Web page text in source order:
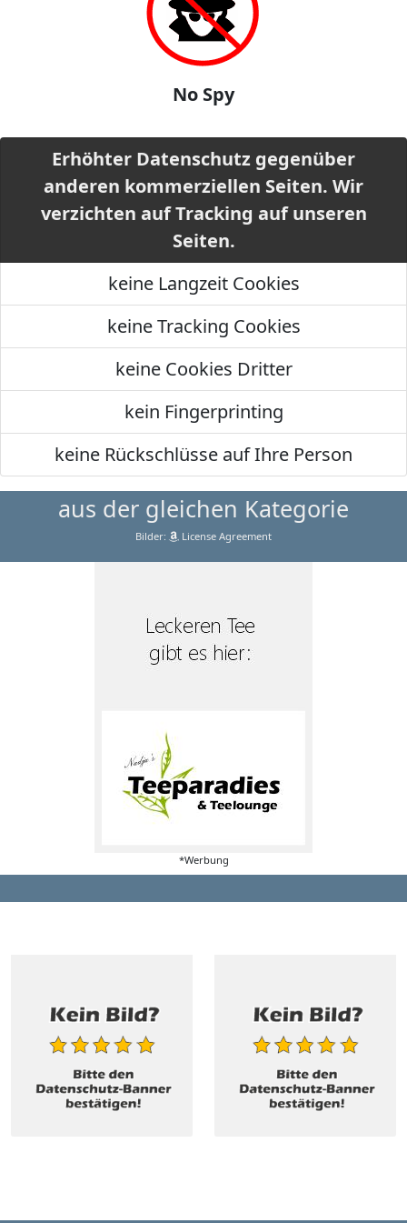
No Spy
Erhöhter Datenschutz gegenüber
anderen kommerziellen Seiten. Wir
verzichten auf Tracking auf unseren
Seiten.
keine Langzeit Cookies
keine Tracking Cookies
keine Cookies Dritter
kein Fingerprinting
keine Rückschlüsse auf Ihre Person
aus der gleichen Kategorie
Bilder: License Agreement
*Werbung